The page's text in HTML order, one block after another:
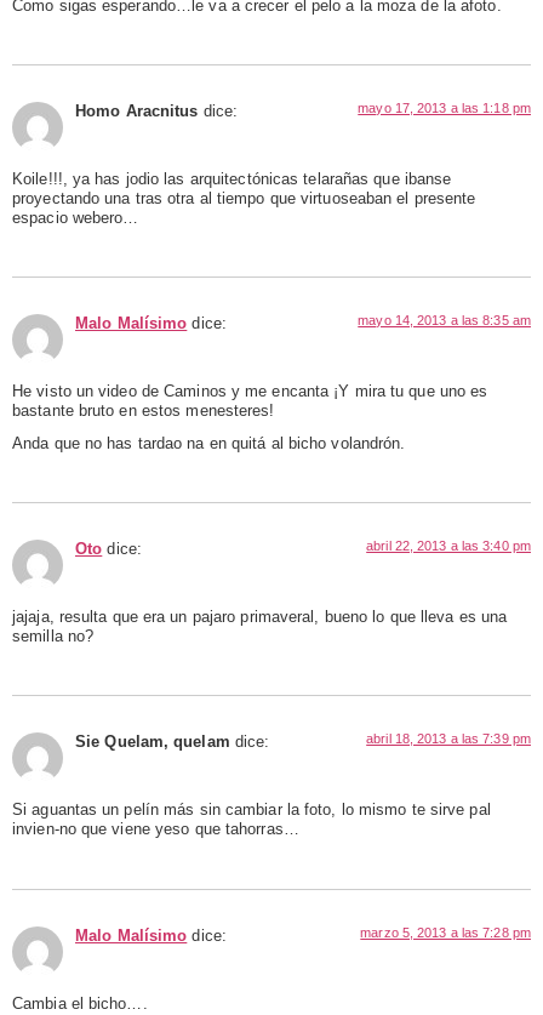
Como sigas esperando…le va a crecer el pelo a la moza de la afoto.
Homo Aracnitus dice: mayo 17, 2013 a las 1:18 pm
Koile!!!, ya has jodio las arquitectónicas telarañas que ibanse
proyectando una tras otra al tiempo que virtuoseaban el presente
espacio webero…
Malo Malísimo dice: mayo 14, 2013 a las 8:35 am
He visto un video de Caminos y me encanta ¡Y mira tu que uno es
bastante bruto en estos menesteres!
Anda que no has tardao na en quitá al bicho volandrón.
Oto dice: abril 22, 2013 a las 3:40 pm
jajaja, resulta que era un pajaro primaveral, bueno lo que lleva es una
semilla no?
Sie Quelam, quelam dice: abril 18, 2013 a las 7:39 pm
Si aguantas un pelín más sin cambiar la foto, lo mismo te sirve pal
invien-no que viene yeso que tahorras…
Malo Malísimo dice: marzo 5, 2013 a las 7:28 pm
Cambia el bicho….